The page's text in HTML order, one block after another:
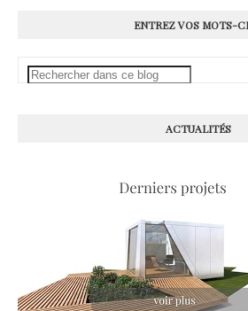
ENTREZ VOS MOTS-
ACTUALITÉS